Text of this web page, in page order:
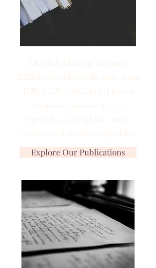
İlk yıllık edebiyat dergimiz
2022'de yayınlandı. Bu sayı, tümü
TOPLULUK/BAĞLANTI teması
etrafında toplanan şiirler,
röportajlar, kısa öyküler, sanat
eserleri ve daha fazlasıyla dolu.
Explore Our Publications